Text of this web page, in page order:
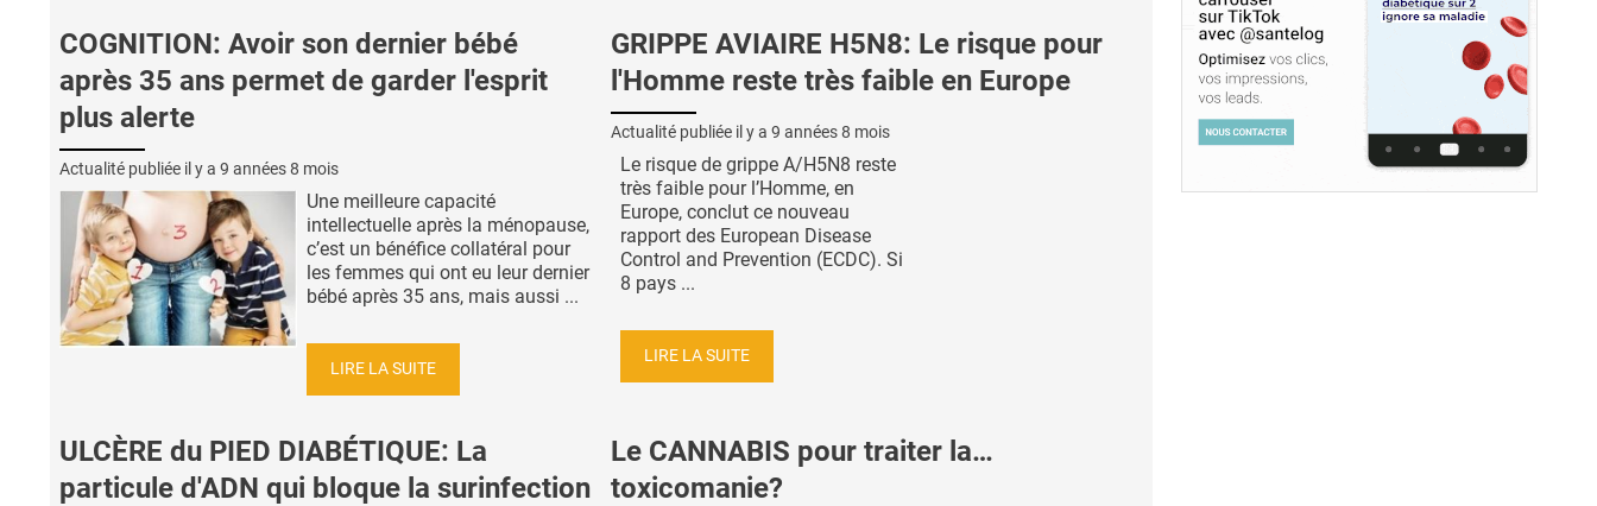
COGNITION: Avoir son dernier bébé
après 35 ans permet de garder l'esprit
plus alerte
Actualité publiée il y a 9 années 8 mois
Une meilleure capacité
intellectuelle après la ménopause,
c’est un bénéfice collatéral pour
les femmes qui ont eu leur dernier
bébé après 35 ans, mais aussi ...
LIRE LA SUITE
GRIPPE AVIAIRE H5N8: Le risque pour
l'Homme reste très faible en Europe
Actualité publiée il y a 9 années 8 mois
Le risque de grippe A/H5N8 reste
très faible pour l’Homme, en
Europe, conclut ce nouveau
rapport des European Disease
Control and Prevention (ECDC). Si
8 pays ...
LIRE LA SUITE
ULCÈRE du PIED DIABÉTIQUE: La
particule d'ADN qui bloque la surinfection
Le CANNABIS pour traiter la…
toxicomanie?